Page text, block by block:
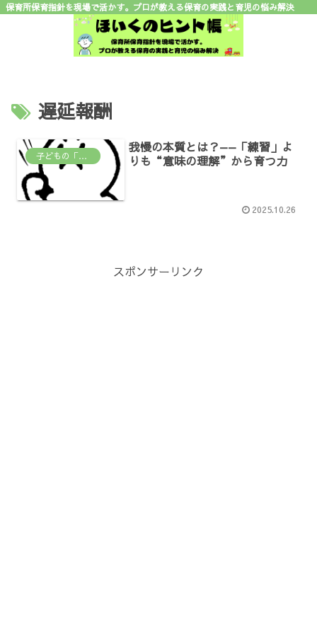
保育所保育指針を現場で活かす。プロが教える保育の実践と育児の悩み解決
遅延報酬
子どもの「なんで？」がわかる場所
我慢の本質とは？——「練習」よ
りも“意味の理解”から育つ力
2025.10.26
スポンサーリンク